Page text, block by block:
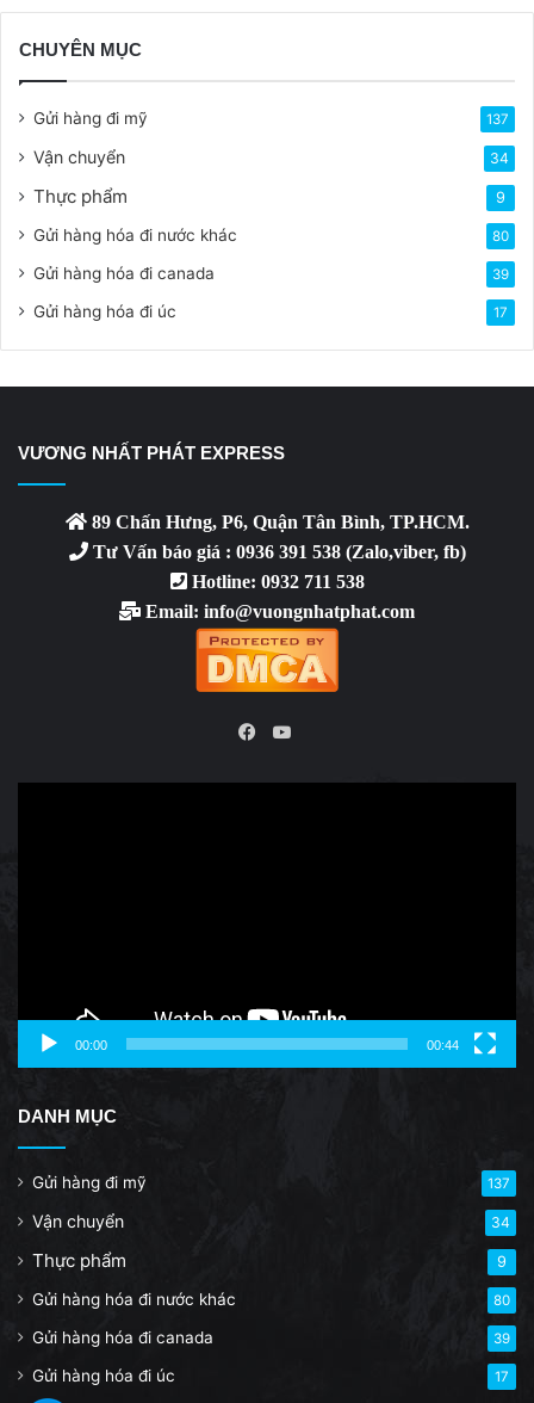
CHUYÊN MỤC
Gửi hàng đi mỹ 137
Vận chuyển 34
Thực phẩm 9
Gửi hàng hóa đi nước khác 80
Gửi hàng hóa đi canada 39
Gửi hàng hóa đi úc 17
VƯƠNG NHẤT PHÁT EXPRESS
89 Chấn Hưng, P6, Quận Tân Bình, TP.HCM.
Tư Vấn báo giá : 0936 391 538 (Zalo,viber, fb)
Hotline: 0932 711 538
Email: info@vuongnhatphat.com
YouTube
00:00 00:44
DANH MỤC
Gửi hàng đi mỹ 137
Vận chuyển 34
Thực phẩm 9
Gửi hàng hóa đi nước khác 80
Gửi hàng hóa đi canada 39
Gửi hàng hóa đi úc 17